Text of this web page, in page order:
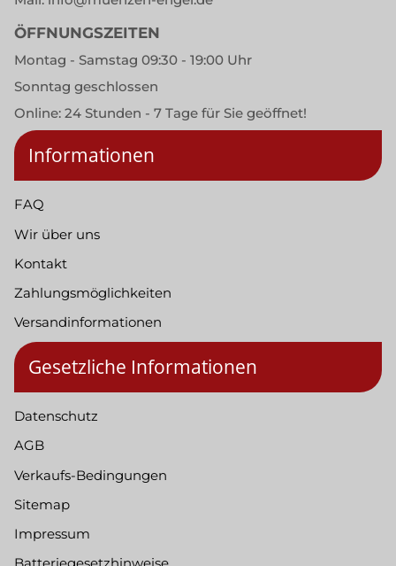
ÖFFNUNGSZEITEN
Montag - Samstag 09:30 - 19:00 Uhr
Sonntag geschlossen
Online: 24 Stunden - 7 Tage für Sie geöffnet!
Informationen
FAQ
Wir über uns
Kontakt
Zahlungsmöglichkeiten
Versandinformationen
Gesetzliche Informationen
Datenschutz
AGB
Verkaufs-Bedingungen
Sitemap
Impressum